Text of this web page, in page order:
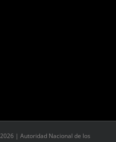
2026 | Autoridad Nacional de los